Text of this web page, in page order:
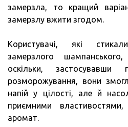
замерзла, то кращий
замерзлу вжити згодом.
Користувачі, які
замерзлого
оскільки, застосувавши
розморожування, вони
напій у цілості, але й
приємними
аромат.